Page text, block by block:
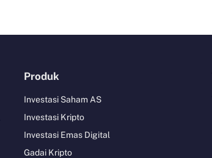
Produk
Investasi Saham AS
Investasi Kripto
Investasi Emas Digital
Gadai Kripto